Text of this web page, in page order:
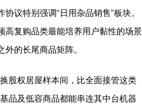
议特别强调“日用杂品销售”板块。
高复购品类最能培养用户黏性的场景
的长尾商品矩阵。
股权居屋样本间，比全面接管这类
品及低容商品都能串连其中台机器